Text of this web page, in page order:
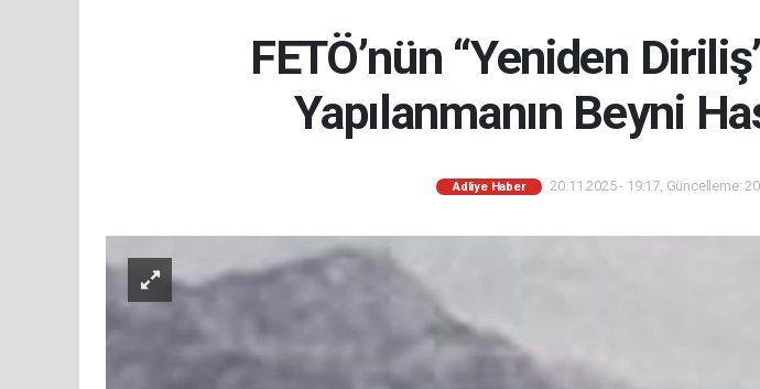
FETÖ’nün “Yeniden
Yapılanmanın Beyni
Adliye Haber 20.11.2025 - 19:17, Güncelleme: